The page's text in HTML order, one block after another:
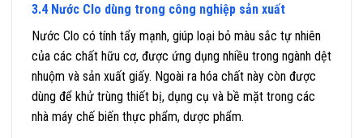
3.4 Nước Clo dùng trong công nghiệp sản xuất
Nước Clo có tính tẩy mạnh, giúp loại bỏ màu sắc tự nhiên
của các chất hữu cơ, được ứng dụng nhiều trong ngành dệt
nhuộm và sản xuất giấy. Ngoài ra hóa chất này còn được
dùng để khử trùng thiết bị, dụng cụ và bề mặt trong các
nhà máy chế biến thực phẩm, dược phẩm.